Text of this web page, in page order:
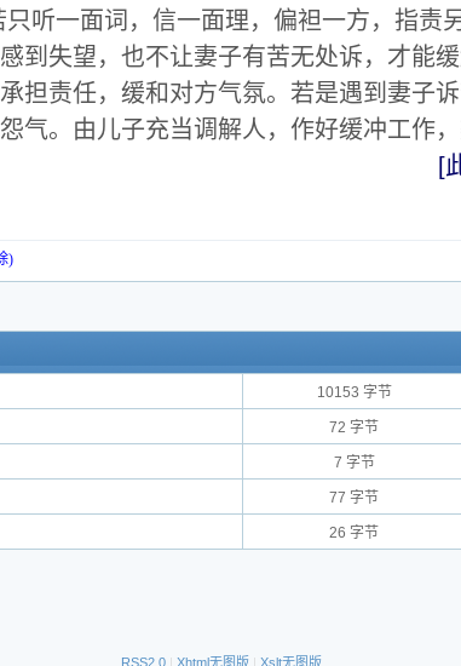
听一面词，信一面理，偏袒一方，指责
到失望，也不让妻子有苦无处诉，才能
担责任，缓和对方气氛。若是遇到妻子
气。由儿子充当调解人，作好缓冲工作
[
)
10153 字节
72 字节
7 字节
77 字节
26 字节
RSS2.0 | Xhtml无图版 | Xslt无图版